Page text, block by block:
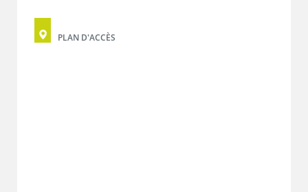
PLAN D'ACCÈS